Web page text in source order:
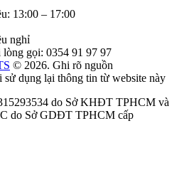
13:00 – 17:00
nghỉ
gọi: 0354 91 97 97
© 2026. Ghi rõ nguồn
dụng lại thông tin từ website này
do Sở KHĐT TPHCM và
do Sở GDĐT TPHCM cấp